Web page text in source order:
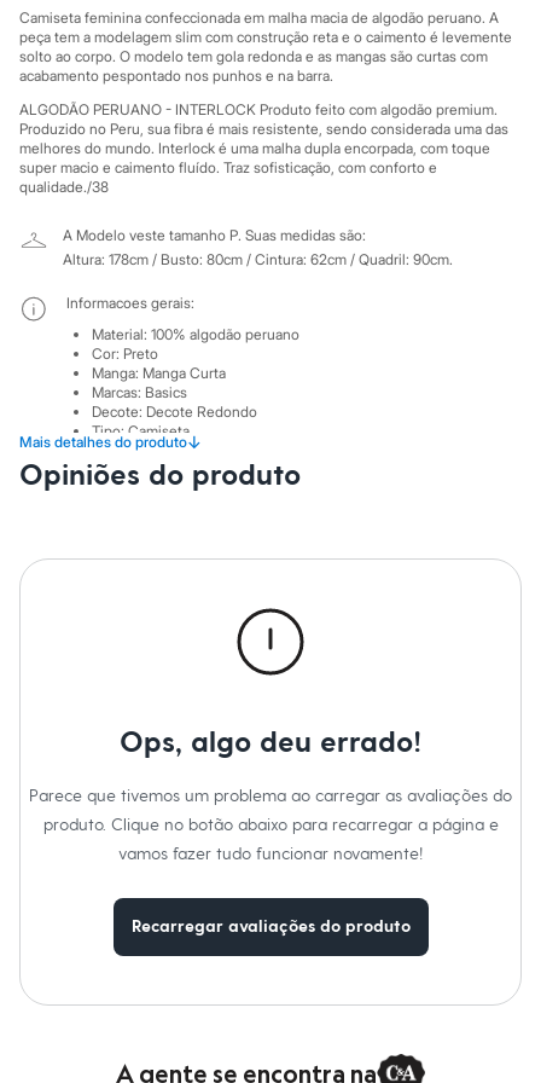
Sawary
Yessica
Moda esportiva
Acessórios
Calçados
Leggings
Shorts e Bermudas
Tops
Moda íntima
Calcinhas
Cintas e Modeladores
Meias
Pijamas
Sutiãs e Tops
Moda praia
Biquínis
Saídas de praia
Personagens
Plus size
Blusas e Camisetas
Calças
Shorts e Saias
Calças
Camisetas e Regatas
Casacos e Jaquetas
Bolsas e Mochilas
Chapéus e Bonés
Carteiras
Óculos
Camiseta feminina confeccionada em malha macia de algodão peruano. A
peça tem a modelagem slim com construção reta e o caimento é levemente
solto ao corpo. O modelo tem gola redonda e as mangas são curtas com
acabamento pespontado nos punhos e na barra.
ALGODÃO PERUANO - INTERLOCK Produto feito com algodão premium.
Produzido no Peru, sua fibra é mais resistente, sendo considerada uma das
melhores do mundo. Interlock é uma malha dupla encorpada, com toque
super macio e caimento fluído. Traz sofisticação, com conforto e
qualidade./38
A Modelo veste tamanho P. Suas medidas são:
Altura: 178cm / Busto: 80cm / Cintura: 62cm / Quadril: 90cm.
Mais detalhes do produto↓
Informacoes gerais:
Material: 100% algodão peruano
Cor: Preto
Manga: Manga Curta
Marcas: Basics
Decote: Decote Redondo
Tipo: Camiseta
Gênero: Feminino
Cuidados com a peca:
Não secar em secadora.
Opiniões do produto
Ops, algo deu errado!
Parece que tivemos um problema ao carregar as avaliações do
produto. Clique no botão abaixo para recarregar a página e
vamos fazer tudo funcionar novamente!
Recarregar avaliações do produto
A gente se encontra na